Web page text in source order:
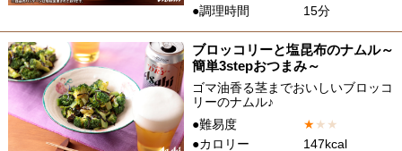
●調理時間
15分
ブロッコリーと塩昆布のナムル～
簡単3stepおつまみ～
ゴマ油香る茎までおいしいブロッコ
リーのナムル♪
●難易度
★★ ★
●カロリー
147kcal